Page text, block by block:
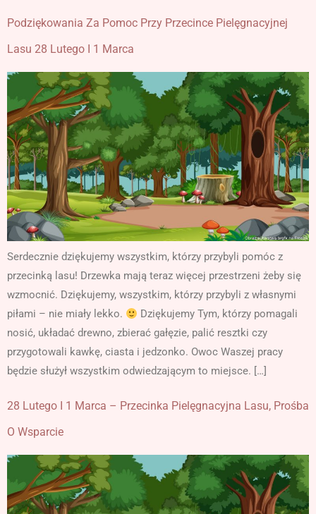
Podziękowania Za Pomoc Przy Przecince Pielęgnacyjnej
Lasu 28 Lutego I 1 Marca
Serdecznie dziękujemy wszystkim, którzy przybyli pomóc z
przecinką lasu! Drzewka mają teraz więcej przestrzeni żeby się
wzmocnić. Dziękujemy, wszystkim, którzy przybyli z własnymi
piłami – nie miały lekko.
Dziękujemy Tym, którzy pomagali
nosić, układać drewno, zbierać gałęzie, palić resztki czy
przygotowali kawkę, ciasta i jedzonko. Owoc Waszej pracy
będzie służył wszystkim odwiedzającym to miejsce. […]
28 Lutego I 1 Marca – Przecinka Pielęgnacyjna Lasu, Prośba
O Wsparcie